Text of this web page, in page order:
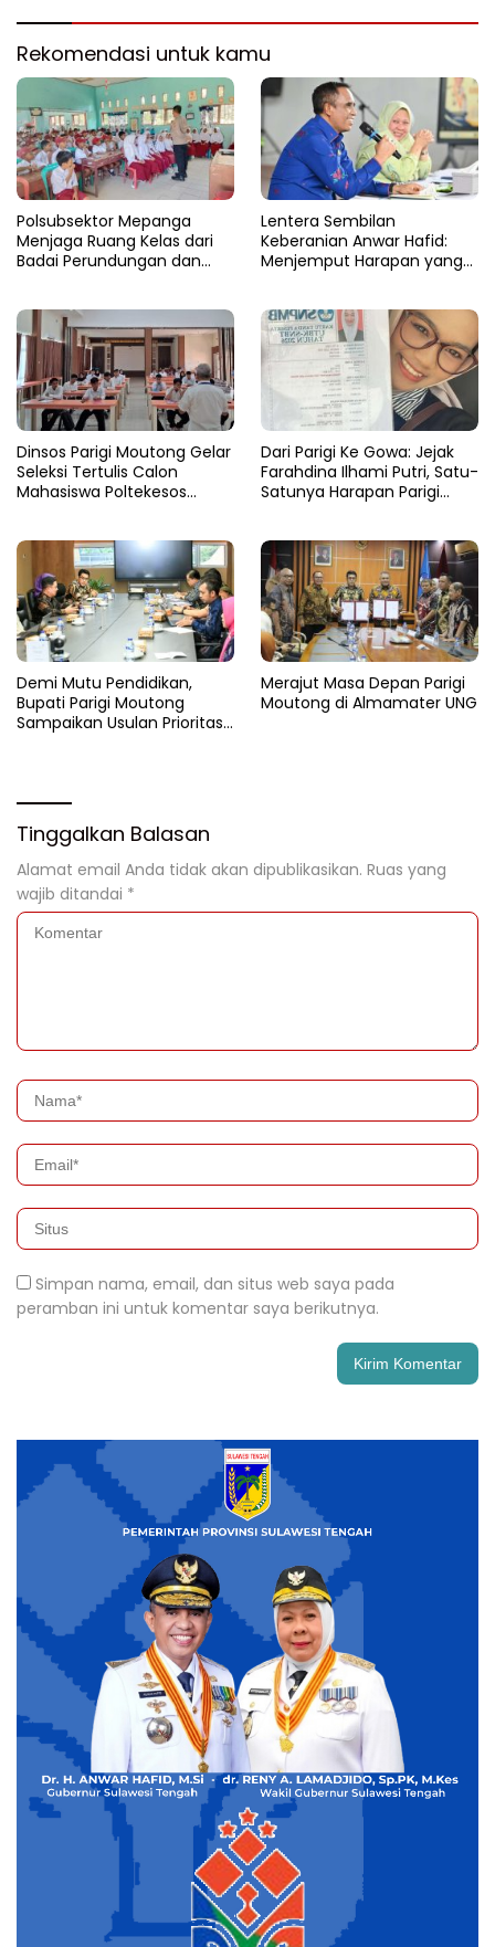
Rekomendasi untuk kamu
Polsubsektor Mepanga
Menjaga Ruang Kelas dari
Badai Perundungan dan
Lentera Sembilan
Keberanian Anwar Hafid:
Menjemput Harapan yang
Dinsos Parigi Moutong Gelar
Seleksi Tertulis Calon
Mahasiswa Poltekesos
Dari Parigi Ke Gowa: Jejak
Farahdina Ilhami Putri, Satu-
Satunya Harapan Parigi
Demi Mutu Pendidikan,
Bupati Parigi Moutong
Sampaikan Usulan Prioritas
Merajut Masa Depan Parigi
Moutong di Almamater UNG
Tinggalkan Balasan
Alamat email Anda tidak akan dipublikasikan. Ruas yang
wajib ditandai *
Simpan nama, email, dan situs web saya pada
peramban ini untuk komentar saya berikutnya.